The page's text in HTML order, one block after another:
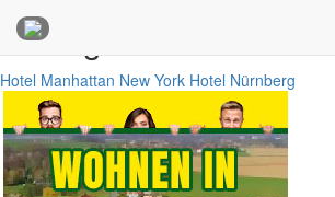
Anzeigen
Hotel Manhattan New York Hotel Nürnberg